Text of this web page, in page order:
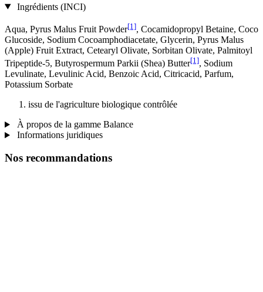
Ingrédients (INCI)
Aqua, Pyrus Malus Fruit Powder[1], Cocamidopropyl Betaine, Coco
Glucoside, Sodium Cocoamphodiacetate, Glycerin, Pyrus Malus
(Apple) Fruit Extract, Cetearyl Olivate, Sorbitan Olivate, Palmitoyl
Tripeptide-5, Butyrospermum Parkii (Shea) Butter[1], Sodium
Levulinate, Levulinic Acid, Benzoic Acid, Citricacid, Parfum,
Potassium Sorbate
issu de l'agriculture biologique contrôlée
À propos de la gamme Balance
Informations juridiques
Nos recommandations